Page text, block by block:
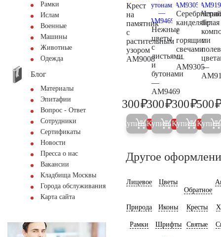
Рамки
Ислам
Военные
Машины
Животные
Одежда
Блог
Материалы
Эпитафии
Вопрос - Ответ
Сотрудники
Сертификаты
Новости
Пресса о нас
Вакансии
Кладбища Москвы
Города обслуживания
Карта сайта
Крест
на
памятник
с
растительным
узором
AM9008
300
300₽
Купить 5%
Нежные
цветы
с
листьями
и
бутонами
—
AM9469
300
300₽
Купить 5%
канделябр
с
горящими
свечами
—
AM9305
300
300₽
Купить 5%
белая
с
—
500
Купить
Другое
Лицевое
Цветы
Обратное
Природа Иконы Кресты
Рамки Шрифты Святые